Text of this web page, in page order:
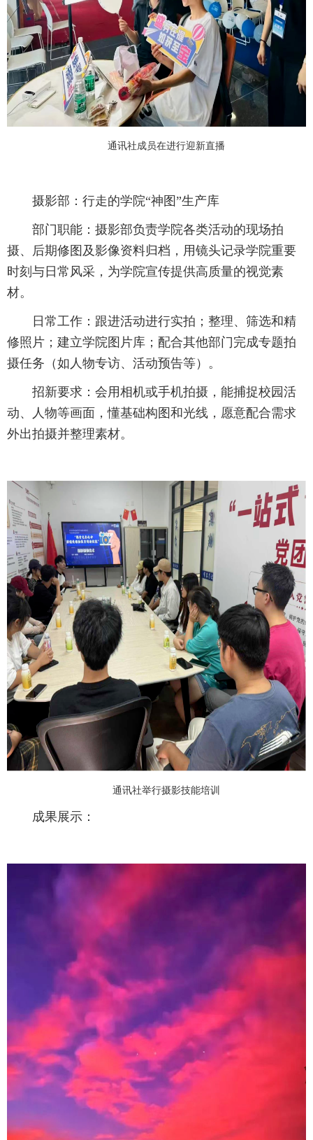
通讯社成员在进行迎新直播
摄影部：行走的学院“神图”生产库
部门职能：摄影部负责学院各类活动的现场拍
摄、后期修图及影像资料归档，用镜头记录学院重要
时刻与日常风采，为学院宣传提供高质量的视觉素
材。
日常工作：跟进活动进行实拍；整理、筛选和精
修照片；建立学院图片库；配合其他部门完成专题拍
摄任务（如人物专访、活动预告等）。
招新要求：会用相机或手机拍摄，能捕捉校园活
动、人物等画面，懂基础构图和光线，愿意配合需求
外出拍摄并整理素材。
通讯社举行摄影技能培训
成果展示：